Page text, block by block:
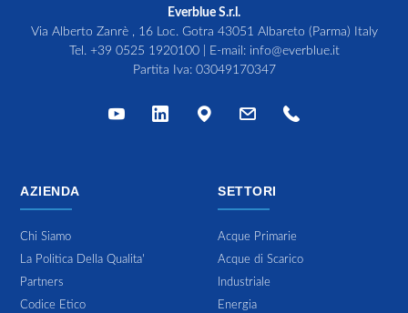
Everblue S.r.l.
Via Alberto Zanrè , 16 Loc. Gotra 43051 Albareto (Parma) Italy
Tel. +39 0525 1920100| E-mail: info@everblue.it
Partita Iva: 03049170347
AZIENDA
Chi Siamo
La Politica Della Qualita'
Partners
Codice Etico
SETTORI
Acque Primarie
Acque di Scarico
Industriale
Energia